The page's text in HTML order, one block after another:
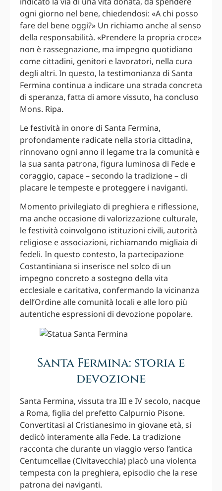
ogni giorno nel bene, chiedendosi: «A chi posso
fare del bene oggi?» Un richiamo anche al senso
della responsabilità. «Prendere la propria croce»
non è rassegnazione, ma impegno quotidiano
come cittadini, genitori e lavoratori, nella cura
degli altri. In questo, la testimonianza di Santa
Fermina continua a indicare una strada concreta
di speranza, fatta di amore vissuto, ha concluso
Mons. Ripa.
Le festività in onore di Santa Fermina,
profondamente radicate nella storia cittadina,
rinnovano ogni anno il legame tra la comunità e
la sua santa patrona, figura luminosa di Fede e
coraggio, capace – secondo la tradizione – di
placare le tempeste e proteggere i naviganti.
Momento privilegiato di preghiera e riflessione,
ma anche occasione di valorizzazione culturale,
le festività coinvolgono istituzioni civili, autorità
religiose e associazioni, richiamando migliaia di
fedeli. In questo contesto, la partecipazione
Costantiniana si inserisce nel solco di un
impegno concreto a sostegno della vita
ecclesiale e caritativa, confermando la vicinanza
dell’Ordine alle comunità locali e alle loro più
autentiche espressioni di devozione popolare.
Santa Fermina: storia e
devozione
Santa Fermina, vissuta tra III e IV secolo, nacque
a Roma, figlia del prefetto Calpurnio Pisone.
Convertitasi al Cristianesimo in giovane età, si
dedicò interamente alla Fede. La tradizione
racconta che durante un viaggio verso l’antica
Centumcellae (Civitavecchia) placò una violenta
tempesta con la preghiera, episodio che la rese
patrona dei naviganti.